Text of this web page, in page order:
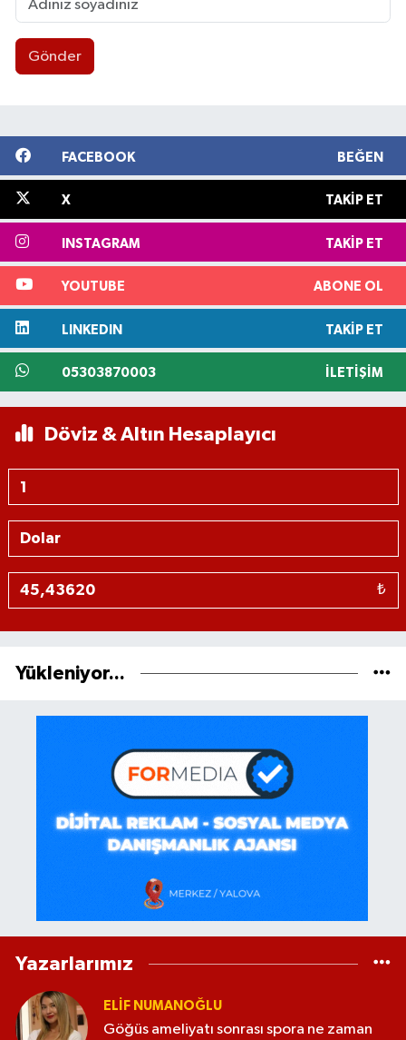
Gönder
FACEBOOK BEĞEN
X TAKIP ET
INSTAGRAM TAKIP ET
YOUTUBE ABONE OL
LINKEDIN TAKIP ET
05303870003 İLETIŞIM
Döviz & Altın Hesaplayıcı
₺
Yükleniyor...
Yazarlarımız
ELİF NUMANOĞLU
Göğüs ameliyatı sonrası spora ne zaman